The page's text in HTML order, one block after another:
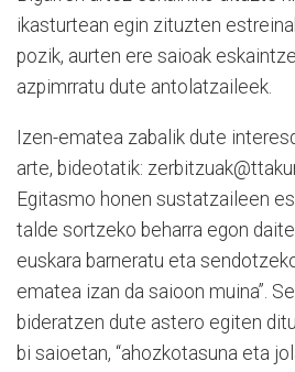
ikasturtean egin zituzten
pozik, aurten ere saioak
azpimrratu dute antolatzaileek.
Izen-ematea zabalik dute
arte, bideotatik:
Egitasmo honen sustatzaileen
talde sortzeko beharra egon
euskara barneratu eta
ematea izan da saioon muina”.
bideratzen dute astero egiten
bi saioetan, “ahozkotasuna eta